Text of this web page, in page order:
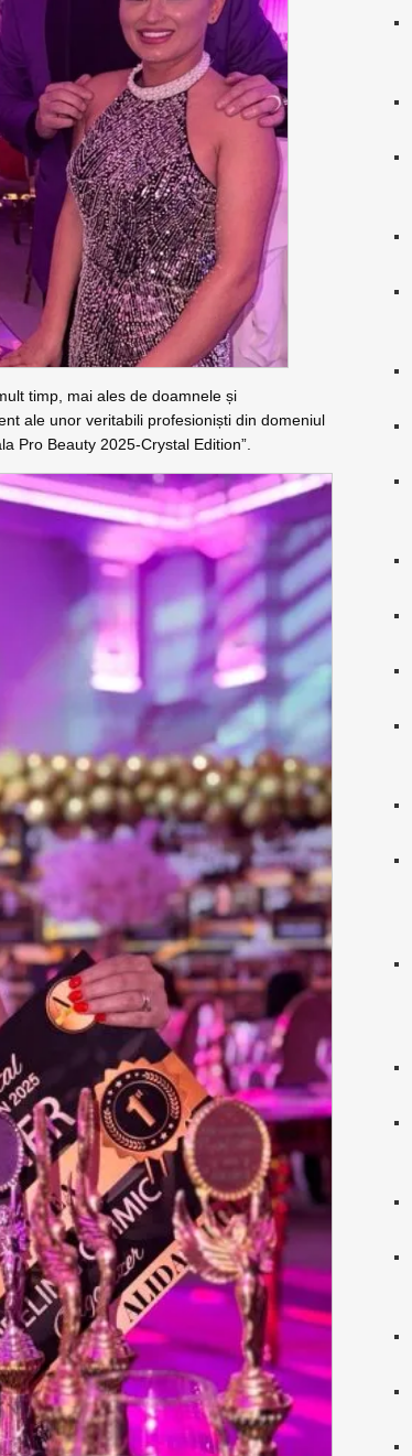
timp, mai ales de doamnele și
ale unor veritabili profesioniști din domeniul
Pro Beauty 2025-Crystal Edition”.